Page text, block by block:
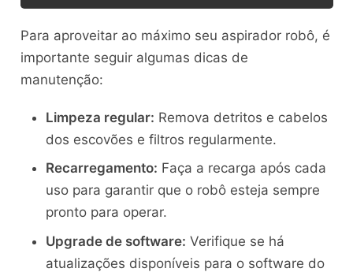
Para aproveitar ao máximo seu aspirador robô, é
importante seguir algumas dicas de
manutenção:
Limpeza regular: Remova detritos e cabelos
dos escovões e filtros regularmente.
Recarregamento: Faça a recarga após cada
uso para garantir que o robô esteja sempre
pronto para operar.
Upgrade de software: Verifique se há
atualizações disponíveis para o software do